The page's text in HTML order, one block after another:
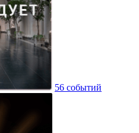
56 событий